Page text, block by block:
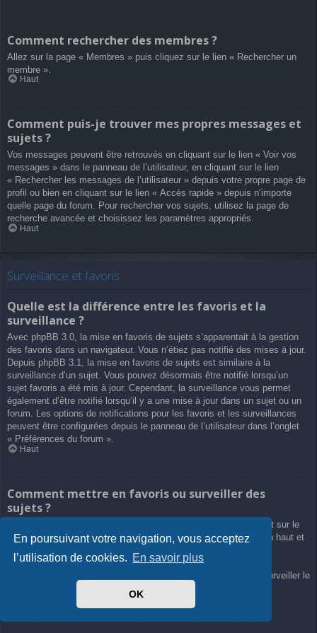
En poursuivant votre navigation, vous acceptez
l’utilisation de cookies. En savoir plus
OK
Comment rechercher des membres ?
Allez sur la page « Membres » puis cliquez sur le lien « Rechercher un
membre ».
Haut
Comment puis-je trouver mes propres messages et
sujets ?
Vos messages peuvent être retrouvés en cliquant sur le lien « Voir vos
messages » dans le panneau de l’utilisateur, en cliquant sur le lien
« Rechercher les messages de l’utilisateur » depuis votre propre page de
profil ou bien en cliquant sur le lien « Accès rapide » depuis n’importe
quelle page du forum. Pour rechercher vos sujets, utilisez la page de
recherche avancée et choisissez les paramètres appropriés.
Haut
Surveillance et favoris
Quelle est la différence entre les favoris et la
surveillance ?
Avec phpBB 3.0, la mise en favoris de sujets s’apparentait à la gestion
des favoris dans un navigateur. Vous n’étiez pas notifié des mises à jour.
Depuis phpBB 3.1, la mise en favoris de sujets est similaire à la
surveillance d’un sujet. Vous pouvez désormais être notifié lorsqu’un
sujet favoris a été mis à jour. Cependant, la surveillance vous permet
également d’être notifié lorsqu’il y a une mise à jour dans un sujet ou un
forum. Les options de notifications pour les favoris et les surveillances
peuvent être configurées depuis le panneau de l’utilisateur dans l’onglet
« Préférences du forum ».
Haut
Comment mettre en favoris ou surveiller des
sujets ?
Vous pouvez ajouter aux favoris ou surveiller un sujet en cliquant sur le
lien approprié dans le menu « Outils de sujet », souvent placé en haut et
Répondre à un sujet en cochant la case du formulaire « M’avertir
lorsqu’une réponse est postée » vous permettra également de surveiller le